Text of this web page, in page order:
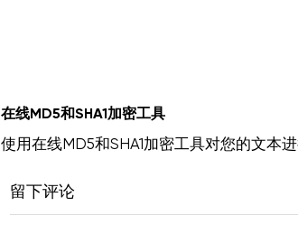
在线MD5和SHA1加密工具
使用在线MD5和SHA1加密工具对您的文本
留下评论